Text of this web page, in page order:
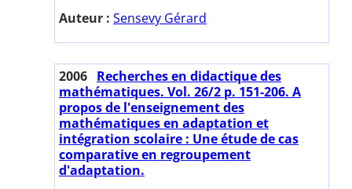
Auteur : Sensevy Gérard
2006 Recherches en didactique des
mathématiques. Vol. 26/2 p. 151-206. A
propos de l'enseignement des
mathématiques en adaptation et
intégration scolaire : Une étude de cas
comparative en regroupement
d'adaptation.